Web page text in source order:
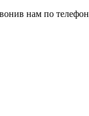
нам по